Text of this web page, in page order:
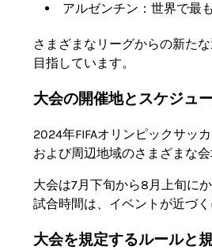
アルゼンチン：世界で最
さまざまなリーグからの新た
目指しています。
大会の開催地とスケジュ
2024年FIFAオリンピックサッ
および周辺地域のさまざまな
大会は7月下旬から8月上旬に
試合時間は、イベントが近づ
大会を規定するルールと